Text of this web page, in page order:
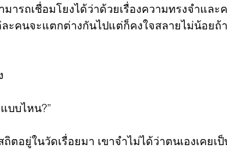
ารถเชื่อมโยงได้ว่าด้วยเรื่องความทรงจำและ
ะคนจะแตกต่างกันไปแต่ก็คงใจสลายไม่น้อยถ้
บบไหน?”
อยู่ในวัดเรื่อยมา เขาจำไม่ได้ว่าตนเองเคยเ